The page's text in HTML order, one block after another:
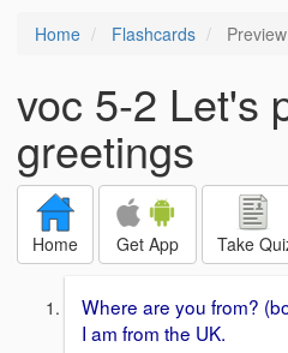
Home Flashcards Preview
voc 5-2 Let's
greetings
Home Get App Take
Where are you from?
I am from the UK.